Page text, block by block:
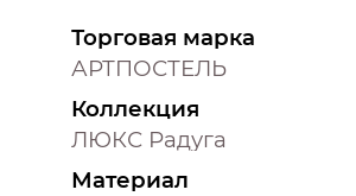
Торговая марка
АРТПОСТЕЛЬ
Коллекция
ЛЮКС Радуга
Материал